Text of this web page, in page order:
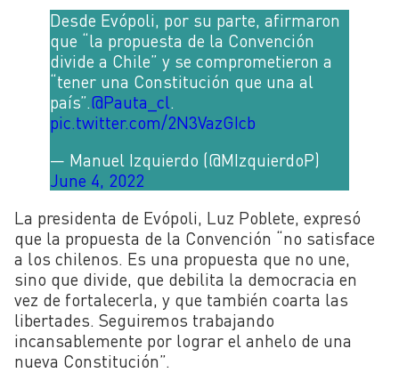
Desde Evópoli, por su parte, afirmaron
que “la propuesta de la Convención
divide a Chile” y se comprometieron a
“tener una Constitución que una al
país”.@Pauta_cl.
pic.twitter.com/2N3VazGIcb
— Manuel Izquierdo (@MIzquierdoP)
June 4, 2022
La presidenta de Evópoli, Luz Poblete, expresó
que la propuesta de la Convención “no satisface
a los chilenos. Es una propuesta que no une,
sino que divide, que debilita la democracia en
vez de fortalecerla, y que también coarta las
libertades. Seguiremos trabajando
incansablemente por lograr el anhelo de una
nueva Constitución”.